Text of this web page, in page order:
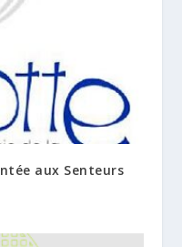
aux Senteurs